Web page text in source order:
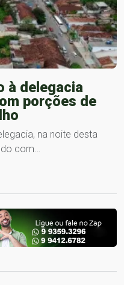
à delegacia
porções de
na noite desta
com…